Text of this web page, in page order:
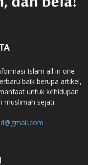
Islam all in one
baik berupa artikel,
untuk kehidupan
muslimah sejati.